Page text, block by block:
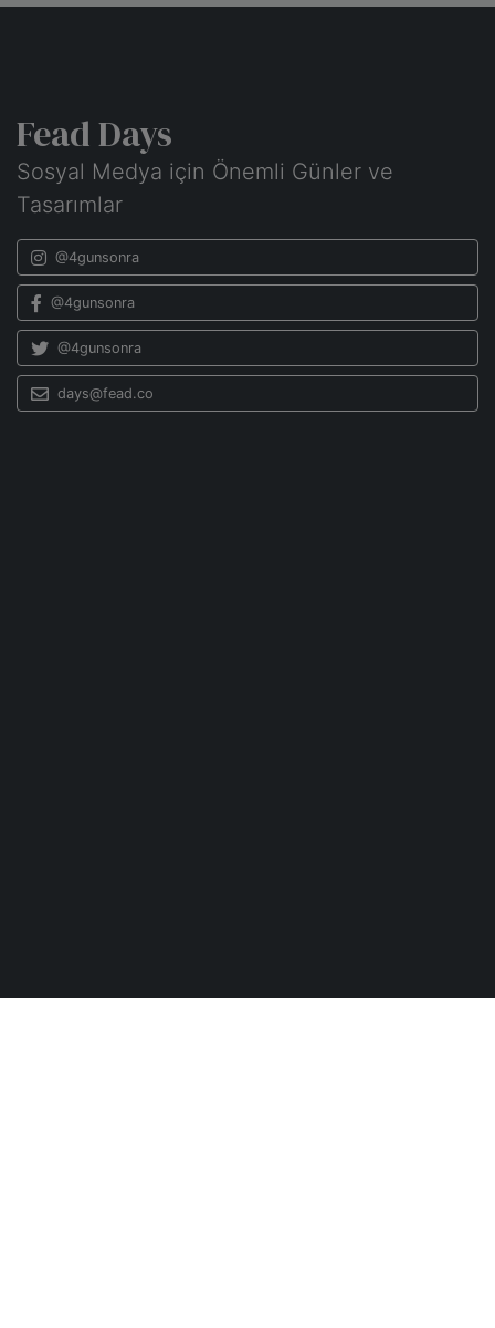
Fead Days
Sosyal Medya için Önemli Günler ve
Tasarımlar
@4gunsonra
@4gunsonra
@4gunsonra
days@fead.co